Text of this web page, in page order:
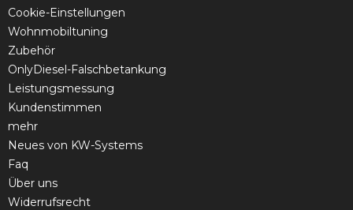
Cookie-Einstellungen
Wohnmobiltuning
Zubehör
OnlyDiesel-Falschbetankung
Leistungsmessung
Kundenstimmen
mehr
Neues von KW-Systems
Faq
Über uns
Widerrufsrecht